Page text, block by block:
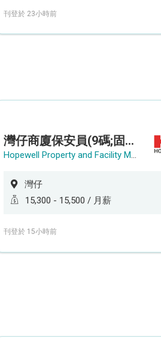
刊登於 23小時前
灣仔商廈保安員(9碼;固定中班)
Hopewell Property and Facility Management Ltd. 合和物業及設施管理有限公司
灣仔
15,300 - 15,500 / 月薪
刊登於 15小時前